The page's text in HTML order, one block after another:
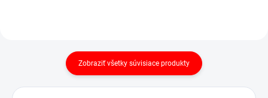
Zobraziť všetky súvisiace produkty